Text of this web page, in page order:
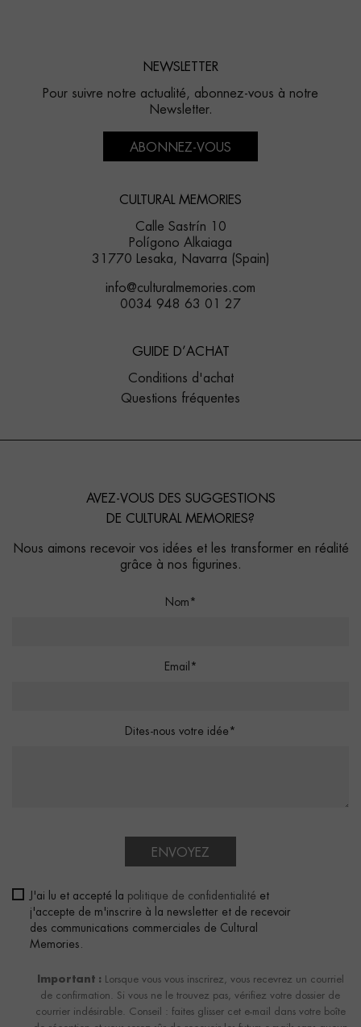
NEWSLETTER
Pour suivre notre actualité, abonnez-vous à notre
Newsletter.
ABONNEZ-VOUS
CULTURAL MEMORIES
Calle Sastrín 10
Polígono Alkaiaga
31770 Lesaka, Navarra (Spain)
info@culturalmemories.com
0034 948 63 01 27
GUIDE D’ACHAT
Conditions d'achat
Questions fréquentes
AVEZ-VOUS DES SUGGESTIONS
DE CULTURAL MEMORIES?
Nous aimons recevoir vos idées et les transformer en réalité
grâce à nos figurines.
Nom*
Email*
Dites-nous votre idée*
ENVOYEZ
J'ai lu et accepté la politique de confidentialité et
j'accepte de m'inscrire à la newsletter et de recevoir
des communications commerciales de Cultural
Memories.
Important : Lorsque vous vous inscrirez, vous recevrez un courriel
de confirmation. Si vous ne le trouvez pas, vérifiez votre dossier de
courrier indésirable. Conseil : faites glisser cet e-mail dans votre boîte